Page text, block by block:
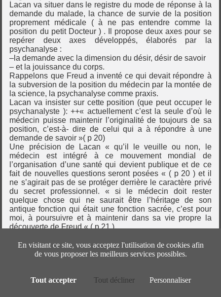
Lacan va situer dans le registre du mode de réponse à la
demande du malade, la chance de survie de la position
proprement médicale ( à ne pas entendre comme la
position du petit Docteur ) . Il propose deux axes pour se
repérer deux axes développés, élaborés par la
psychanalyse :
–la demande avec la dimension du désir, désir de savoir
– et la jouissance du corps.
Rappelons que Freud a inventé ce qui devait répondre à
la subversion de la position du médecin par la montée de
la science, la psychanalyse comme praxis.
Lacan va insister sur cette position (que peut occuper le
psychanalyste ): ++« actuellement c’est la seule d’où le
médecin puisse maintenir l’originalité de toujours de sa
position, c’est-à- dire de celui qui a à répondre à une
demande de savoir »( p 20)
Une précision de Lacan « qu’il le veuille ou non, le
médecin est intégré à ce mouvement mondial de
l’organisation d’une santé qui devient publique et de ce
fait de nouvelles questions seront posées « ( p 20 ) et il
ne s’agirait pas de se protéger derrière le caractère privé
du secret professionnel. « si le médecin doit rester
quelque chose qui ne saurait être l’héritage de son
antique fonction qui était une fonction sacrée, c’est pour
moi, à poursuivre et à maintenir dans sa vie propre la
découverte de Freud « ( p 21 )
Ni la fonction antique sacrée du médecin
Mais l’éthique du bien-dire comme réponse à la demande
mentale publique et de la psychopathologie, c’est en ce
En visitant ce site, vous acceptez l'utilisation de cookies afin
de vous proposer les meilleurs services possibles.
Tout accepter Tout décliner Personnaliser